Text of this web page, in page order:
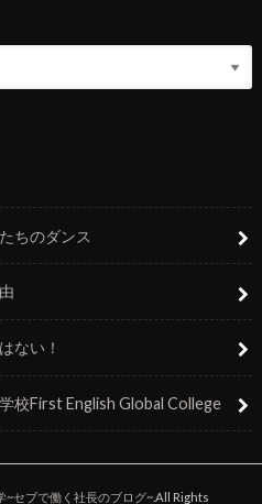
ちのダンス
ない！
校First English Global College
~セブで働く社長のブログ~.All Rights